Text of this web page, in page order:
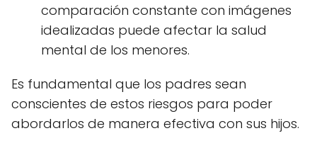
comparación constante con imágenes
idealizadas puede afectar la salud
mental de los menores.
Es fundamental que los padres sean
conscientes de estos riesgos para poder
abordarlos de manera efectiva con sus hijos.